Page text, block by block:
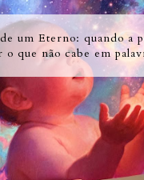
um Eterno: quando a
o que não cabe em